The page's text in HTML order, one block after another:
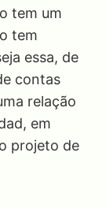
tem um
tem
essa, de
contas
relação
em
projeto de